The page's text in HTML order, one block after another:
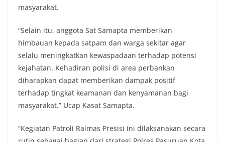
masyarakat.
“Selain itu, anggota Sat Samapta memberikan
himbauan kepada satpam dan warga sekitar agar
selalu meningkatkan kewaspadaan terhadap potensi
kejahatan. Kehadiran polisi di area perbankan
diharapkan dapat memberikan dampak positif
terhadap tingkat keamanan dan kenyamanan bagi
masyarakat.” Ucap Kasat Samapta.
“Kegiatan Patroli Raimas Presisi ini dilaksanakan secara